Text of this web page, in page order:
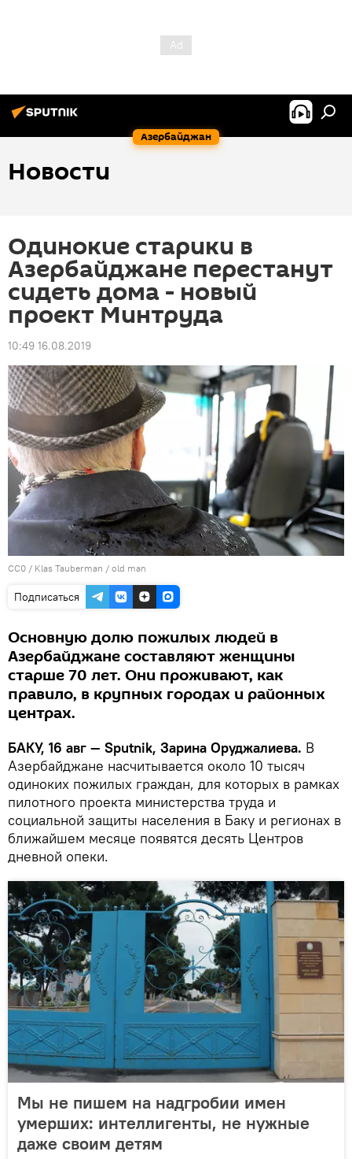
Азербайджан
Новости
Одинокие старики в
Азербайджане перестанут
сидеть дома - новый
проект Минтруда
10:49 16.08.2019
CC0 / Klas Tauberman / old man
Подписаться
Основную долю пожилых людей в
Азербайджане составляют женщины
старше 70 лет. Они проживают, как
правило, в крупных городах и районных
центрах.
БАКУ, 16 авг — Sputnik, Зарина Оруджалиева. В
Азербайджане насчитывается около 10 тысяч
одиноких пожилых граждан, для которых в рамках
пилотного проекта министерства труда и
социальной защиты населения в Баку и регионах в
ближайшем месяце появятся десять Центров
дневной опеки.
Мы не пишем на надгробии имен
умерших: интеллигенты, не нужные
даже своим детям